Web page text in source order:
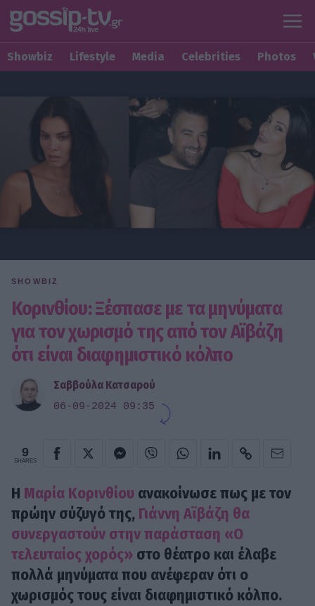
Showbiz Lifestyle Media Celebrities Photos
SHOWBIZ
Κορινθίου: Ξέσπασε με τα μηνύματα
για τον χωρισμό της από τον Αϊβάζη
ότι είναι διαφημιστικό κόλπο
Σαββούλα Κατσαρού
06-09-2024 09:35
9
SHARES
H Μαρία Κορινθίου ανακοίνωσε πως με τον
πρώην σύζυγό της, Γιάννη Αϊβάζη θα
συνεργαστούν στην παράσταση «Ο
τελευταίος χορός» στο θέατρο και έλαβε
πολλά μηνύματα που ανέφεραν ότι ο
χωρισμός τους είναι διαφημιστικό κόλπο.